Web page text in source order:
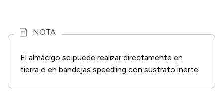
NOTA
El almácigo se puede realizar directamente en
tierra o en bandejas speedling con sustrato inerte.